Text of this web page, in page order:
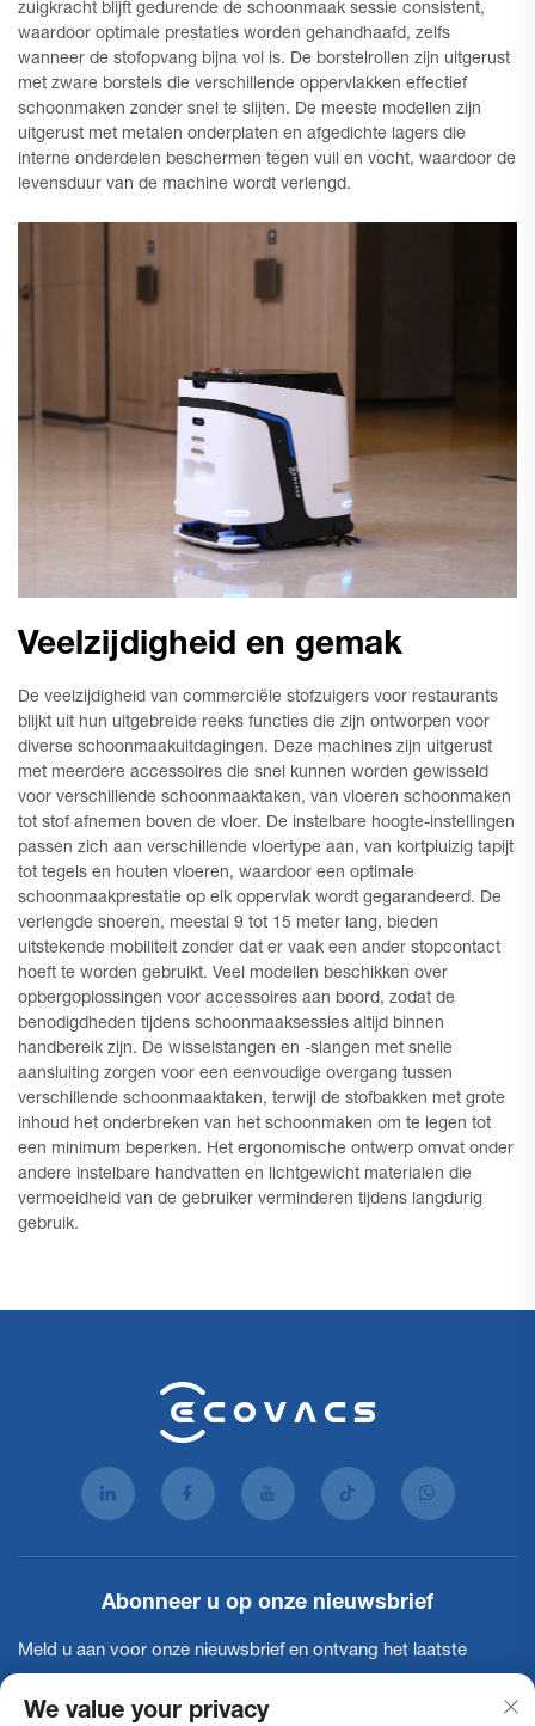
zuigkracht blijft gedurende de schoonmaak sessie consistent,
waardoor optimale prestaties worden gehandhaafd, zelfs
wanneer de stofopvang bijna vol is. De borstelrollen zijn uitgerust
met zware borstels die verschillende oppervlakken effectief
schoonmaken zonder snel te slijten. De meeste modellen zijn
uitgerust met metalen onderplaten en afgedichte lagers die
interne onderdelen beschermen tegen vuil en vocht, waardoor de
levensduur van de machine wordt verlengd.
Veelzijdigheid en gemak
De veelzijdigheid van commerciële stofzuigers voor restaurants
blijkt uit hun uitgebreide reeks functies die zijn ontworpen voor
diverse schoonmaakuitdagingen. Deze machines zijn uitgerust
met meerdere accessoires die snel kunnen worden gewisseld
voor verschillende schoonmaaktaken, van vloeren schoonmaken
tot stof afnemen boven de vloer. De instelbare hoogte-instellingen
passen zich aan verschillende vloertype aan, van kortpluizig tapijt
tot tegels en houten vloeren, waardoor een optimale
schoonmaakprestatie op elk oppervlak wordt gegarandeerd. De
verlengde snoeren, meestal 9 tot 15 meter lang, bieden
uitstekende mobiliteit zonder dat er vaak een ander stopcontact
hoeft te worden gebruikt. Veel modellen beschikken over
opbergoplossingen voor accessoires aan boord, zodat de
benodigdheden tijdens schoonmaaksessies altijd binnen
handbereik zijn. De wisselstangen en -slangen met snelle
aansluiting zorgen voor een eenvoudige overgang tussen
verschillende schoonmaaktaken, terwijl de stofbakken met grote
inhoud het onderbreken van het schoonmaken om te legen tot
een minimum beperken. Het ergonomische ontwerp omvat onder
andere instelbare handvatten en lichtgewicht materialen die
vermoeidheid van de gebruiker verminderen tijdens langdurig
gebruik.
Abonneer u op onze nieuwsbrief
Meld u aan voor onze nieuwsbrief en ontvang het laatste
We value your privacy